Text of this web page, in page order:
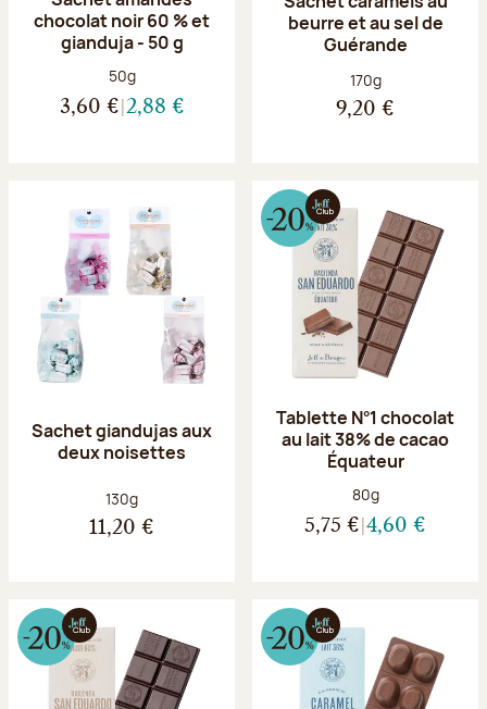
chocolat noir 60 % et
gianduja - 50 g
Poids net :
50g
3,60 € 2,88 €
beurre et au sel de
Guérande
Poids net :
170g
9,20 €
Sachet giandujas aux
deux noisettes
Poids net :
130g
11,20 €
Tablette N°1 chocolat
au lait 38% de cacao
Équateur
Poids net :
80g
5,75 € 4,60 €